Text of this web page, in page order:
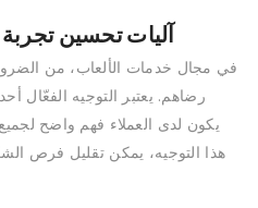
آليات تحسين
في مجال خدمات الألعاب، من
رضاهم. يعتبر التوجيه الفعّال
يكون لدى العملاء فهم واضح
هذا التوجيه، يمكن تقليل فرص